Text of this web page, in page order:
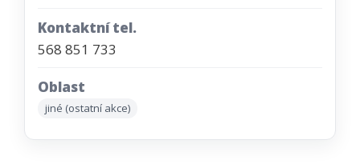
Kontaktní tel.
568 851 733
Oblast
jiné (ostatní akce)